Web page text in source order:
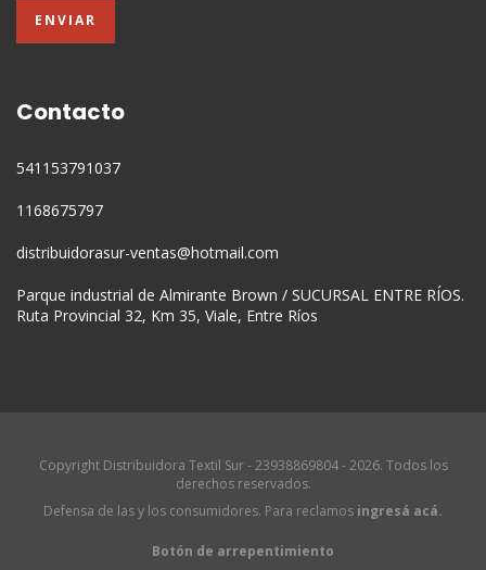
Contacto
541153791037
1168675797
distribuidorasur-ventas@hotmail.com
Parque industrial de Almirante Brown / SUCURSAL ENTRE RÍOS.
Ruta Provincial 32, Km 35, Viale, Entre Ríos
Copyright Distribuidora Textil Sur - 23938869804 - 2026. Todos los
derechos reservados.
Defensa de las y los consumidores. Para reclamos ingresá acá.
Botón de arrepentimiento